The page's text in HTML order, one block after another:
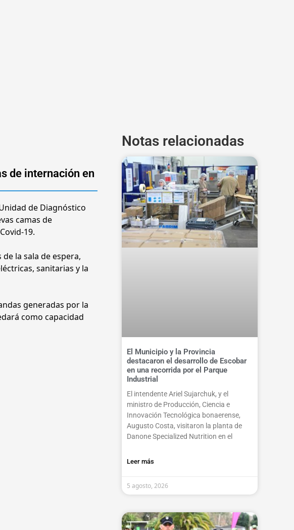
de internación en
de Diagnóstico
camas de
19.
la sala de espera,
sanitarias y la
generadas por la
como capacidad
Notas relacionadas
El Municipio y la Provincia
destacaron el desarrollo de Escobar
en una recorrida por el Parque
Industrial
El intendente Ariel Sujarchuk, y el
ministro de Producción, Ciencia e
Innovación Tecnológica bonaerense,
Augusto Costa, visitaron la planta de
Danone Specialized Nutrition en el
Leer más
5 agosto, 2026